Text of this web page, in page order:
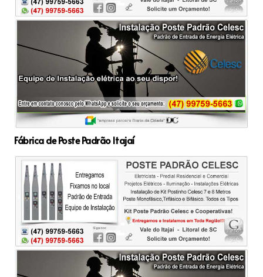
Fábrica de Poste Padrão Itajaí